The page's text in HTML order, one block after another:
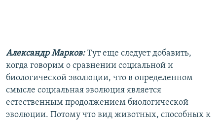
Александр Марков:Тут еще следует добавить,
когда говорим о сравнении социальной и
биологической эволюции, что в определенном
смысле социальная эволюция является
естественным продолжением биологической
эволюции. Потому что вид животных, способных к